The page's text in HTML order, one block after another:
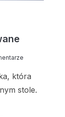
która
stole.